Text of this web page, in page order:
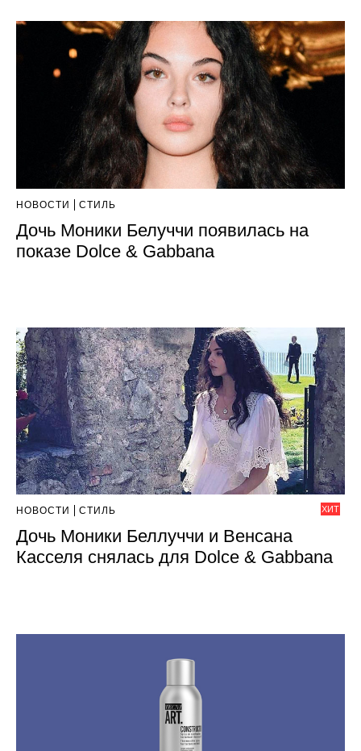
НОВОСТИ СТИЛЬ
Дочь Моники Белуччи появилась на
показе Dolce & Gabbana
ХИТ
НОВОСТИ СТИЛЬ
Дочь Моники Беллуччи и Венсана
Касселя снялась для Dolce & Gabbana